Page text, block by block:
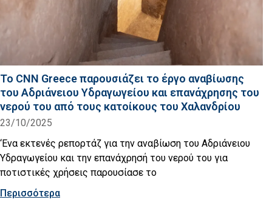
Το CNN Greece παρουσιάζει το έργο αναβίωσης
του Αδριάνειου Υδραγωγείου και επανάχρησης του
νερού του από τους κατοίκους του Χαλανδρίου
23/10/2025
‘Eνα εκτενές ρεπορτάζ για την αναβίωση του Αδριάνειου
Υδραγωγείου και την επανάχρησή του νερού του για
ποτιστικές χρήσεις παρουσίασε το
Περισσότερα